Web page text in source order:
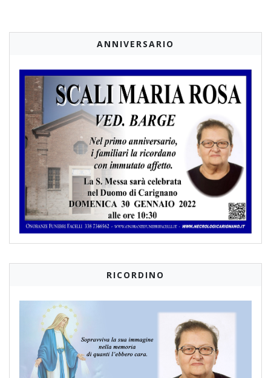
ANNIVERSARIO
RICORDINO